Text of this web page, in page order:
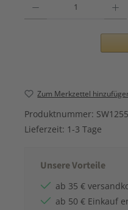
Zum Merkzettel
Produktnummer:
Lieferzeit: 1-3 Tage
Unsere Vorteile
ab 35 €
ab 50 € Einkauf